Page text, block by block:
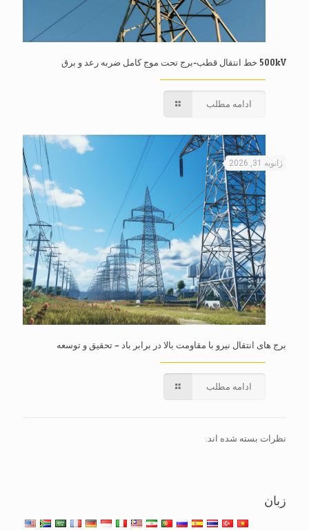
500kV خط انتقال قطب-برج تحت موج کامل ضربه رعد و برق
ادامه مطلب
ژانویه 31, 2026
برج های انتقال نیرو با مقاومت بالا در برابر باد – تحقیق و توسعه
ادامه مطلب
نظرات بسته شده اند.
زبان